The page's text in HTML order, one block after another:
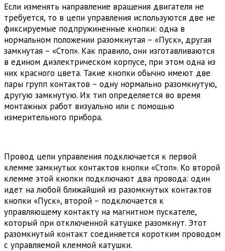
Если изменять направление вращения двигателя не
требуется, то в цепи управления используются две не
фиксируемые подпружиненные кнопки: одна в
нормальном положении разомкнутая – «Пуск», другая
замкнутая – «Стоп». Как правило, они изготавливаются
в едином диэлектрическом корпусе, при этом одна из
них красного цвета. Такие кнопки обычно имеют две
пары групп контактов – одну нормально разомкнутую,
другую замкнутую. Их тип определяется во время
монтажных работ визуально или с помощью
измерительного прибора.
Провод цепи управления подключается к первой
клемме замкнутых контактов кнопки «Стоп». Ко второй
клемме этой кнопки подключают два провода: один
идет на любой ближайший из разомкнутых контактов
кнопки «Пуск», второй – подключается к
управляющему контакту на магнитном пускателе,
который при отключенной катушке разомкнут. Этот
разомкнутый контакт соединяется коротким проводом
с управляемой клеммой катушки.